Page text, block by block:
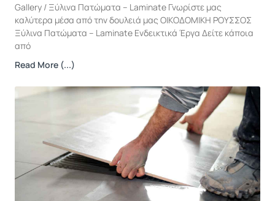
Gallery / Ξύλινα Πατώματα – Laminate Γνωρίστε μας
καλύτερα μέσα από την δουλειά μας ΟΙΚΟΔΟΜΙΚΗ ΡΟΥΣΣΟΣ
Ξύλινα Πατώματα – Laminate Ενδεικτικά Έργα Δείτε κάποια
από
Read More (...)